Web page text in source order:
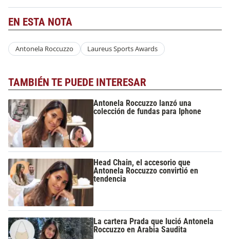
EN ESTA NOTA
Antonela Roccuzzo Laureus Sports Awards
TAMBIÉN TE PUEDE INTERESAR
Antonela Roccuzzo lanzó una
colección de fundas para Iphone
Head Chain, el accesorio que
Antonela Roccuzzo convirtió en
tendencia
La cartera Prada que lució Antonela
Roccuzzo en Arabia Saudita